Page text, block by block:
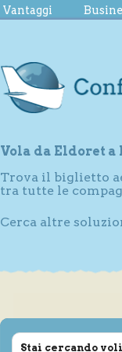
Vantaggi
Vola da Eldoret a
Trova il biglietto
tra tutte le
Cerca altre
Stai cercando